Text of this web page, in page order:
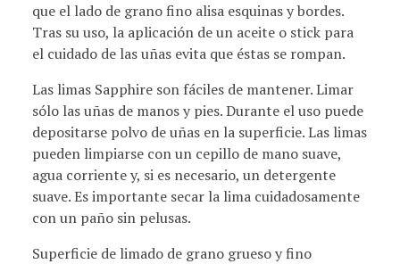
que el lado de grano fino alisa esquinas y bordes.
Tras su uso, la aplicación de un aceite o stick para
el cuidado de las uñas evita que éstas se rompan.
Las limas Sapphire son fáciles de mantener. Limar
sólo las uñas de manos y pies. Durante el uso puede
depositarse polvo de uñas en la superficie. Las limas
pueden limpiarse con un cepillo de mano suave,
agua corriente y, si es necesario, un detergente
suave. Es importante secar la lima cuidadosamente
con un paño sin pelusas.
Superficie de limado de grano grueso y fino